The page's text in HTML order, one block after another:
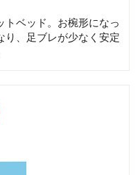
トベッド。お椀形になっ
り、足ブレが少なく安定